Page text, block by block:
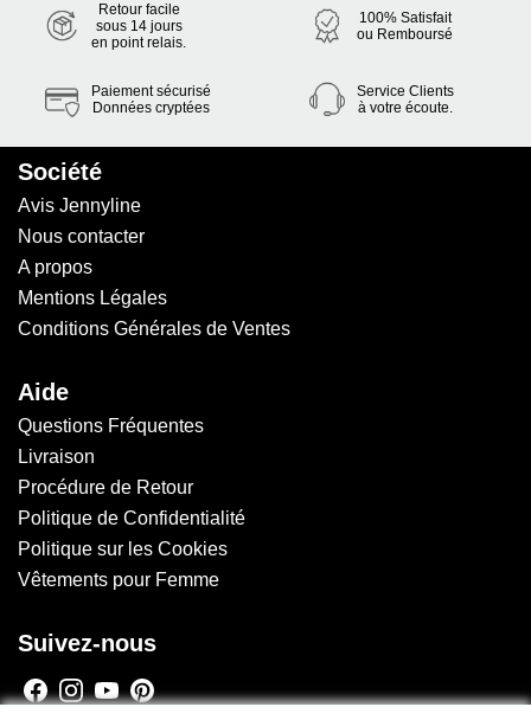
Retour facile
sous 14 jours
en point relais.
100% Satisfait
ou Remboursé
Paiement sécurisé
Données cryptées
Service Clients
à votre écoute.
Société
Avis Jennyline
Nous contacter
A propos
Mentions Légales
Conditions Générales de Ventes
Aide
Questions Fréquentes
Livraison
Procédure de Retour
Politique de Confidentialité
Politique sur les Cookies
Vêtements pour Femme
Suivez-nous